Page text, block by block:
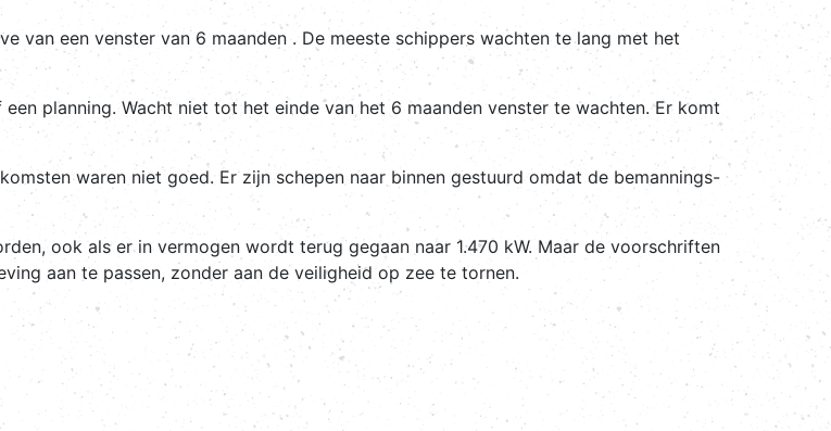
van een venster van 6 maanden . De meeste schippers wachten te lang met het
planning. Wacht niet tot het einde van het 6 maanden venster te wachten. Er komt
waren niet goed. Er zijn schepen naar binnen gestuurd omdat de bemannings-
ook als er in vermogen wordt terug gegaan naar 1.470 kW. Maar de voorschriften
aan te passen, zonder aan de veiligheid op zee te tornen.